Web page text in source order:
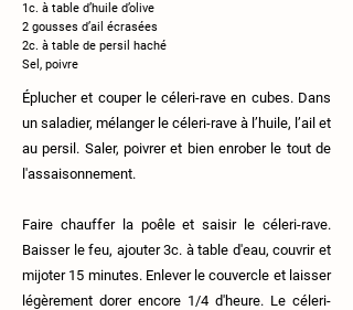
1c. à table d’huile d’olive
2 gousses d’ail écrasées
2c. à table de persil haché
Sel, poivre
Éplucher et couper le céleri-rave en cubes. Dans
un saladier, mélanger le céleri-rave à l’huile, l’ail et
au persil. Saler, poivrer et bien enrober le tout de
l'assaisonnement.
Faire chauffer la poêle et saisir le céleri-rave.
Baisser le feu, ajouter 3c. à table d'eau, couvrir et
mijoter 15 minutes. Enlever le couvercle et laisser
légèrement dorer encore 1/4 d'heure. Le céleri-